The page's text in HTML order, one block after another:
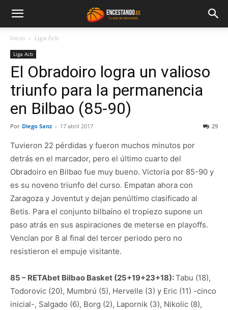
Inicio Liga Acb
Liga Acb
El Obradoiro logra un valioso
triunfo para la permanencia
en Bilbao (85-90)
Por Diego Sanz - 17 abril 2017 29
Tuvieron 22 pérdidas y fueron muchos minutos por
detrás en el marcador, pero el último cuarto del
Obradoiro en Bilbao fue muy bueno. Victoria por 85-90 y
es su noveno triunfo del curso. Empatan ahora con
Zaragoza y Joventut y dejan penúltimo clasificado al
Betis. Para el conjunto bilbaíno el tropiezo supone un
paso atrás en sus aspiraciones de meterse en playoffs.
Vencían por 8 al final del tercer periodo pero no
resistieron el empuje visitante.
85 – RETAbet Bilbao Basket (25+19+23+18):Tabu (18),
Todorovic (20), Mumbrú (5), Hervelle (3) y Eric (11) -cinco
inicial-, Salgado (6), Borg (2), Lapornik (3), Nikolic (8),